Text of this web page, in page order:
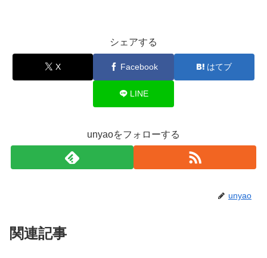
シェアする
X Facebook はてブ
LINE
unyaoをフォローする
unyao
関連記事